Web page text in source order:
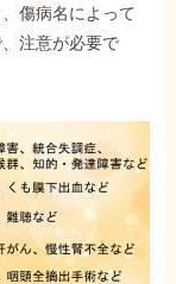
傷病名によって
注意が必要で